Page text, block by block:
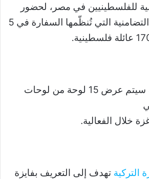
للفلسطينيين في مصر، لحضور
” التضامنية التي تُنظّمها السفارة في 5
لوحة من لوحات
خلال الفعالية.
التركية تهدف إلى التعريف بفايزة